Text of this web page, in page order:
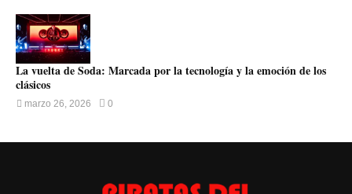
La vuelta de Soda: Marcada por la tecnología y la emoción de los
clásicos
marzo 26, 2026 0